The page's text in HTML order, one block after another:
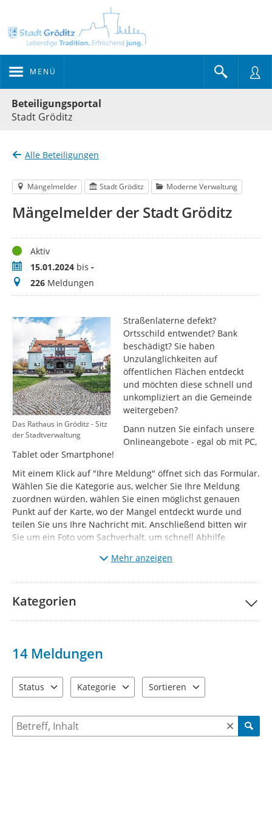
MENÜ
Beteiligungsportal
Stadt Gröditz
Alle Beteiligungen
Mängelmelder Stadt Gröditz Moderne Verwaltung
Mängelmelder der Stadt Gröditz
StatusAktiv
Zeitraum15.01.2024 bis -
Meldungen
226 Meldungen
Das Rathaus in Gröditz - Sitz
der Stadtverwaltung
Straßenlaterne defekt?
Ortsschild entwendet? Bank
beschädigt? Sie haben
Unzulänglichkeiten auf
öffentlichen Flächen entdeckt
und möchten diese schnell und
unkompliziert an die Gemeinde
weitergeben?
Dann nutzen Sie einfach unsere
Onlineangebote - egal ob mit PC,
Tablet oder Smartphone!
Mit einem Klick auf "Ihre Meldung" öffnet sich das Formular.
Wählen Sie die Kategorie aus, welcher Sie Ihre Meldung
zuordnen würden, wählen Sie einen möglichst genauen
Punkt auf der Karte, wo der Mangel entdeckt wurde und
teilen Sie uns Ihre Nachricht mit. Anschließend bitten wir
Sie um ein Foto vom Sachverhalt, um schnell Abhilfe
nachverfolgen, sobald eine initiale Bearbeitung und
Freigabe stattgefunden hat.
Mehr anzeigen
Kategorien
14 Meldungen
Status
Kategorie
Sortieren
Suche nach Meldungen und Kommentaren